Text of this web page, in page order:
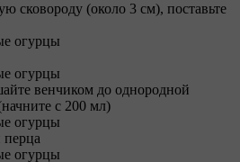
сковороду (около 3 см), поставьте
венчиком до однородной
с 200 мл)
перца